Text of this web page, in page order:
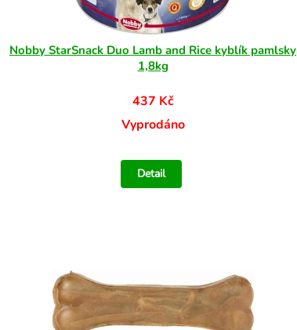
Nobby StarSnack Duo Lamb and Rice kyblík pamlsky
1,8kg
437 Kč
Vyprodáno
Detail